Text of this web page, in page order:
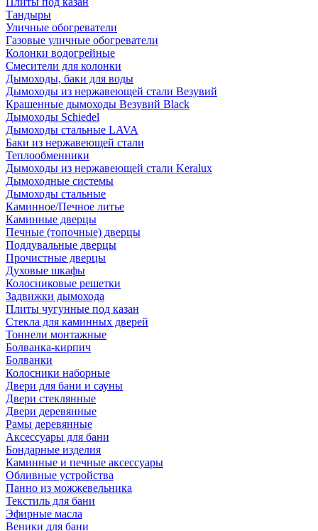
Тандыры
Уличные обогреватели
Газовые уличные обогреватели
Колонки водогрейные
Смесители для колонки
Дымоходы, баки для воды
Дымоходы из нержавеющей стали Везувий
Крашенные дымоходы Везувий Black
Дымоходы Schiedel
Дымоходы стальные LAVA
Баки из нержавеющей стали
Теплообменники
Дымоходы из нержавеющей стали Keralux
Дымоходные системы
Дымоходы стальные
Каминное/Печное литье
Каминные дверцы
Печные (топочные) дверцы
Поддувальные дверцы
Прочистные дверцы
Духовые шкафы
Колосниковые решетки
Задвижки дымохода
Плиты чугунные под казан
Стекла для каминных дверей
Тоннели монтажные
Болванка-кирпич
Болванки
Колосники наборные
Двери для бани и сауны
Двери стеклянные
Двери деревянные
Рамы деревянные
Аксессуары для бани
Бондарные изделия
Каминные и печные аксессуары
Обливные устройства
Панно из можжевельника
Текстиль для бани
Эфирные масла
Веники для бани